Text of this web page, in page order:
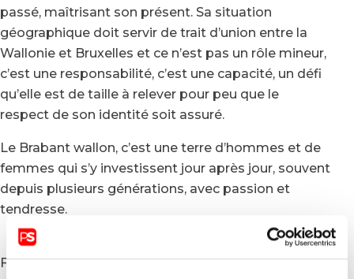
passé, maîtrisant son présent. Sa situation
géographique doit servir de trait d’union entre la
Wallonie et Bruxelles et ce n’est pas un rôle mineur,
c’est une responsabilité, c’est une capacité, un défi
qu’elle est de taille à relever pour peu que le
respect de son identité soit assuré.
Le Brabant wallon, c’est une terre d’hommes et de
femmes qui s’y investissent jour après jour, souvent
depuis plusieurs générations, avec passion et
tendresse.
Faire connaître autour de nous les atouts de notre